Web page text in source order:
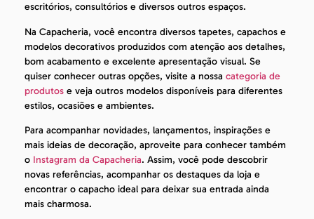
escritórios, consultórios e diversos outros espaços.
Na Capacheria, você encontra diversos tapetes, capachos e
modelos decorativos produzidos com atenção aos detalhes,
bom acabamento e excelente apresentação visual. Se
quiser conhecer outras opções, visite a nossa categoria de
produtos e veja outros modelos disponíveis para diferentes
estilos, ocasiões e ambientes.
Para acompanhar novidades, lançamentos, inspirações e
mais ideias de decoração, aproveite para conhecer também
o Instagram da Capacheria. Assim, você pode descobrir
novas referências, acompanhar os destaques da loja e
encontrar o capacho ideal para deixar sua entrada ainda
mais charmosa.